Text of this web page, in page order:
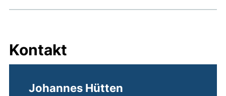
Kontakt
Johannes Hütten